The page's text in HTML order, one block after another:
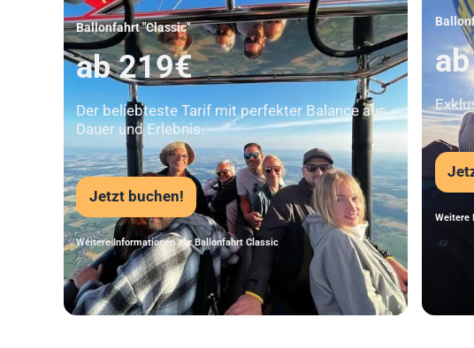
Ballonfahrt "Classic"
ab 219€
Der beliebteste Tarif mit perfekter Balance aus
Dauer und Erlebnis.
Jetzt buchen!
Weitere Informationen zur Ballonfahrt Classic
Weitere